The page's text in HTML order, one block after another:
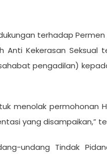
terhadap Permen
Anti Kekerasan Seksual
pengadilan)
menolak permohonan
yang disampaikan,”
undang Tindak